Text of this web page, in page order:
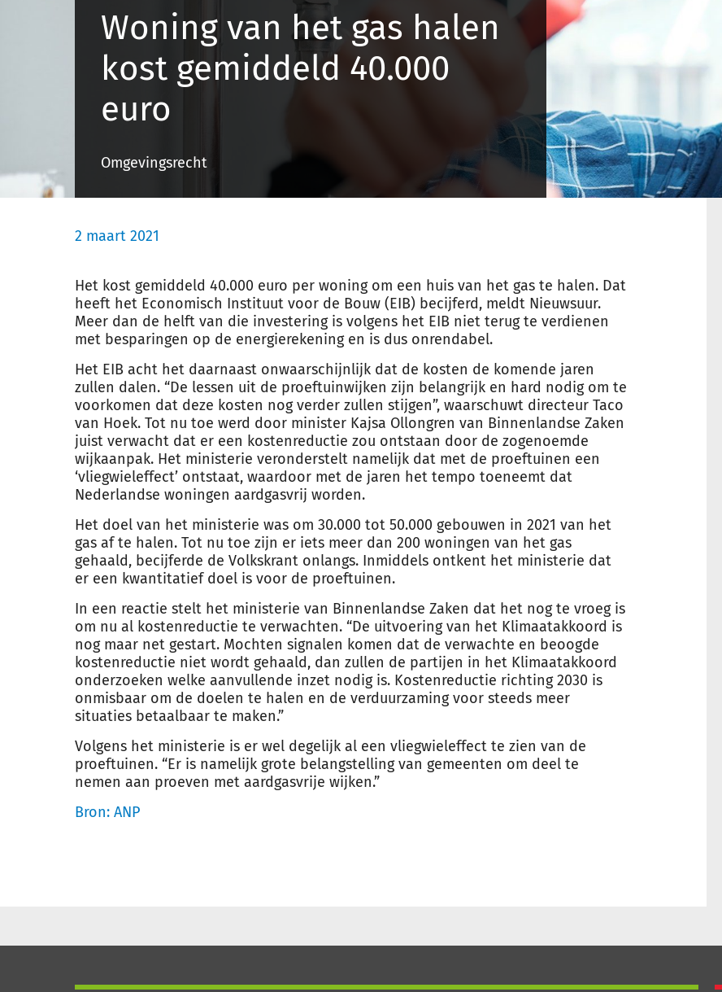
Woning van het gas halen
kost gemiddeld 40.000
euro
Omgevingsrecht
2 maart 2021
Het kost gemiddeld 40.000 euro per woning om een huis van het gas te halen. Dat
heeft het Economisch Instituut voor de Bouw (EIB) becijferd, meldt Nieuwsuur.
Meer dan de helft van die investering is volgens het EIB niet terug te verdienen
met besparingen op de energierekening en is dus onrendabel.
Het EIB acht het daarnaast onwaarschijnlijk dat de kosten de komende jaren
zullen dalen. “De lessen uit de proeftuinwijken zijn belangrijk en hard nodig om te
voorkomen dat deze kosten nog verder zullen stijgen”, waarschuwt directeur Taco
van Hoek. Tot nu toe werd door minister Kajsa Ollongren van Binnenlandse Zaken
juist verwacht dat er een kostenreductie zou ontstaan door de zogenoemde
wijkaanpak. Het ministerie veronderstelt namelijk dat met de proeftuinen een
‘vliegwieleffect’ ontstaat, waardoor met de jaren het tempo toeneemt dat
Nederlandse woningen aardgasvrij worden.
Het doel van het ministerie was om 30.000 tot 50.000 gebouwen in 2021 van het
gas af te halen. Tot nu toe zijn er iets meer dan 200 woningen van het gas
gehaald, becijferde de Volkskrant onlangs. Inmiddels ontkent het ministerie dat
er een kwantitatief doel is voor de proeftuinen.
In een reactie stelt het ministerie van Binnenlandse Zaken dat het nog te vroeg is
om nu al kostenreductie te verwachten. “De uitvoering van het Klimaatakkoord is
nog maar net gestart. Mochten signalen komen dat de verwachte en beoogde
kostenreductie niet wordt gehaald, dan zullen de partijen in het Klimaatakkoord
onderzoeken welke aanvullende inzet nodig is. Kostenreductie richting 2030 is
onmisbaar om de doelen te halen en de verduurzaming voor steeds meer
situaties betaalbaar te maken.”
Volgens het ministerie is er wel degelijk al een vliegwieleffect te zien van de
proeftuinen. “Er is namelijk grote belangstelling van gemeenten om deel te
nemen aan proeven met aardgasvrije wijken.”
Bron: ANP